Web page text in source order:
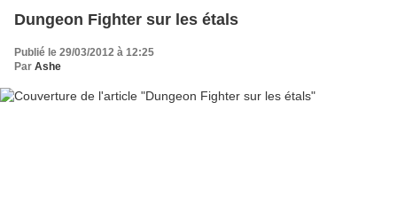
Dungeon Fighter sur les étals
Publié le 29/03/2012 à 12:25
Par Ashe